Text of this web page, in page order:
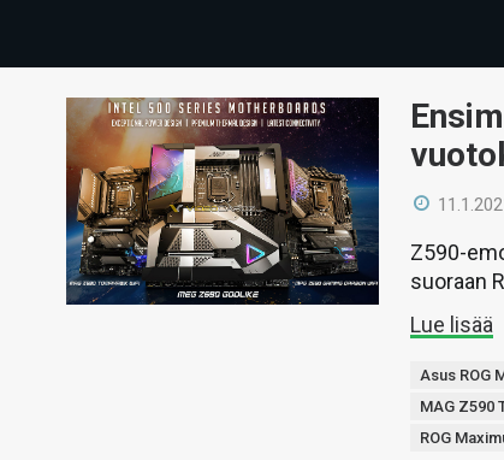
Z590-
suoraan
Lue lisää
Asus ROG
MAG Z590
ROG